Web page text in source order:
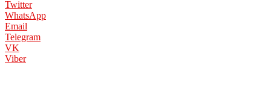
Twitter
WhatsApp
Email
Telegram
VK
Viber